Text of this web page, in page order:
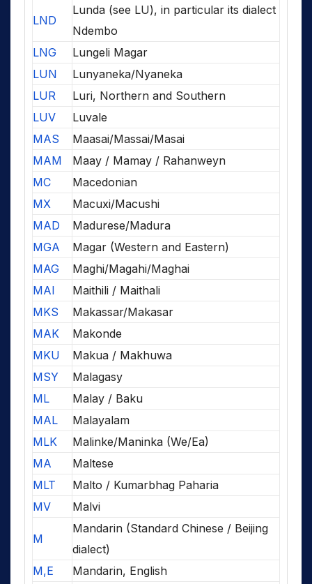
LND
Lunda (see LU), in particular its dialect
Ndembo
LNG
Lungeli Magar
LUN
Lunyaneka/Nyaneka
LUR
Luri, Northern and Southern
LUV
Luvale
MAS
Maasai/Massai/Masai
MAM
Maay / Mamay / Rahanweyn
MC
Macedonian
MX
Macuxi/Macushi
MAD
Madurese/Madura
MGA
Magar (Western and Eastern)
MAG
Maghi/Magahi/Maghai
MAI
Maithili / Maithali
MKS
Makassar/Makasar
MAK
Makonde
MKU
Makua / Makhuwa
MSY
Malagasy
ML
Malay / Baku
MAL
Malayalam
MLK
Malinke/Maninka (We/Ea)
MA
Maltese
MLT
Malto / Kumarbhag Paharia
MV
Malvi
M
Mandarin (Standard Chinese / Beijing
dialect)
M,E
Mandarin, English